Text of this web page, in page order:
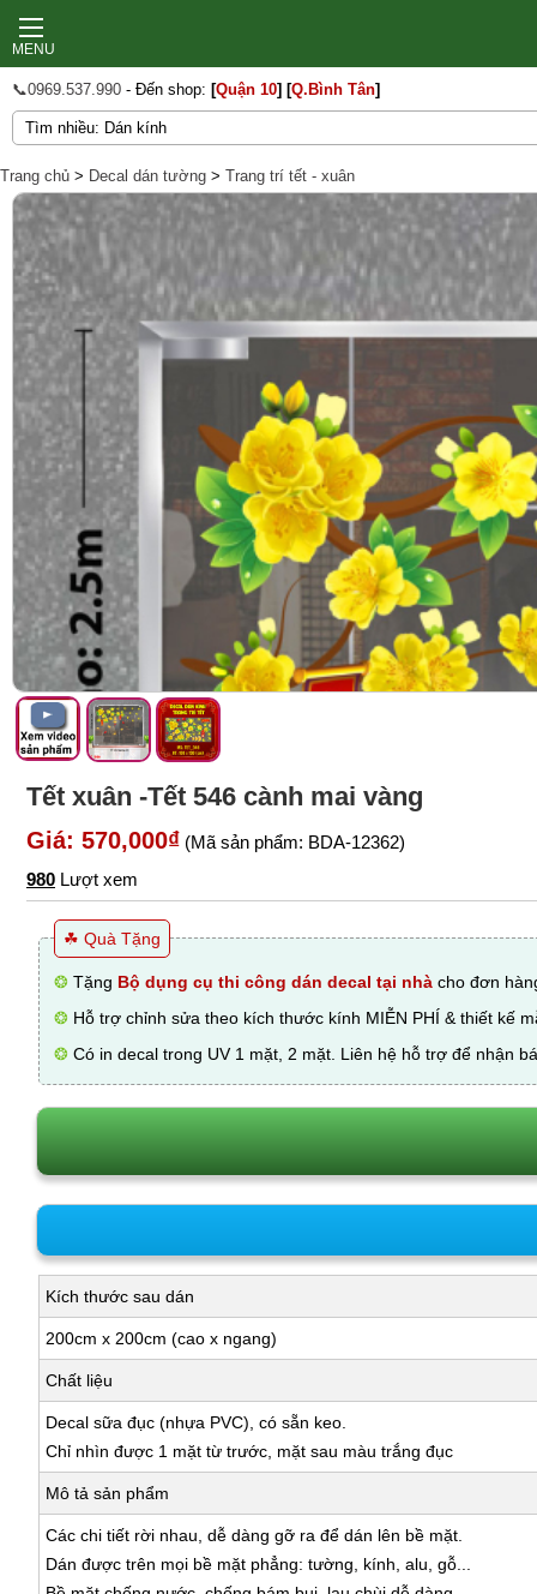
MENU
📞0969.537.990 - Đến shop: [Quận 10] [Q.Bình Tân]
Trang chủ > Decal dán tường > Trang trí tết - xuân
Tết xuân -Tết 546 cành mai vàng
Giá: 570,000₫ (Mã sản phẩm: BDA-12362)
980 Lượt xem
☘ Quà Tặng
❂ Tặng Bộ dụng cụ thi công dán decal tại nhà cho đơn
❂ Hỗ trợ chỉnh sửa theo kích thước kính MIỄN PHÍ & thiết kế
❂ Có in decal trong UV 1 mặt, 2 mặt. Liên hệ hỗ trợ để nhận
Kích thước sau dán
200cm x 200cm (cao x ngang)
Chất liệu
Decal sữa đục (nhựa PVC), có sẵn keo.
Chỉ nhìn được 1 mặt từ trước, mặt sau màu trắng đục
Mô tả sản phẩm
Các chi tiết rời nhau, dễ dàng gỡ ra để dán lên bề mặt.
Dán được trên mọi bề mặt phẳng: tường, kính, alu, gỗ...